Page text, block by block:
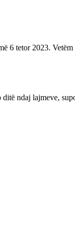
6 tetor 2023.
ndaj lajmeve,